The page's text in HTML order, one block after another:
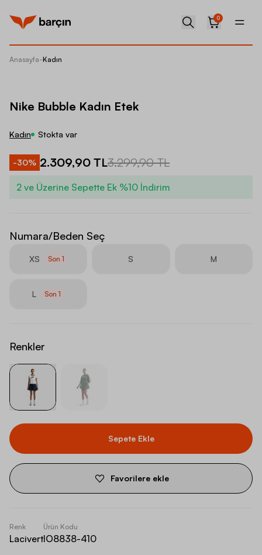
0
Anasayfa-Kadın
Nike Bubble Kadın Etek
Kadın Stokta var
-30% 2.309,90 TL3.299,90 TL
2 ve Üzerine Sepette Ek %10 İndirim
Numara/Beden Seç
XS Son 1 S M
L Son1
Renkler
Sepete Ekle
Favorilere ekle
Renk
Lacivert
Ürün Kodu
IO8838-410